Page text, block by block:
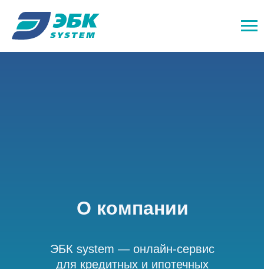
О компании
ЭБК system — онлайн-сервис
для кредитных и ипотечных